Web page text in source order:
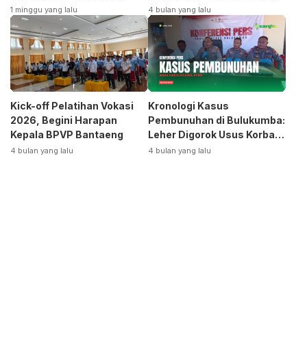
Terpecah
1 minggu yang lalu
Siap Bangkitkan Jurusan
Otomotif
4 bulan yang lalu
Kick-off Pelatihan Vokasi
2026, Begini Harapan
Kepala BPVP Bantaeng
4 bulan yang lalu
Kronologi Kasus
Pembunuhan di Bulukumba:
Leher Digorok Usus Korban
Dikeluarkan
4 bulan yang lalu